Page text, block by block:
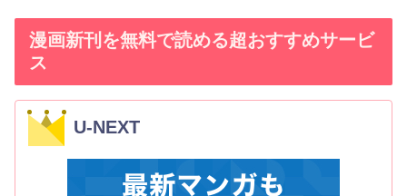
漫画新刊を無料で読める超おすすめサービ
ス
U-NEXT